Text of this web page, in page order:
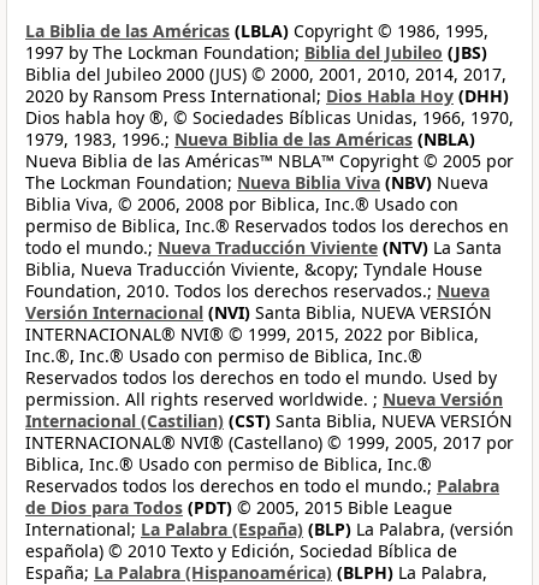
La Biblia de las Américas (LBLA) Copyright © 1986, 1995,
1997 by The Lockman Foundation; Biblia del Jubileo (JBS)
Biblia del Jubileo 2000 (JUS) © 2000, 2001, 2010, 2014, 2017,
2020 by Ransom Press International; Dios Habla Hoy (DHH)
Dios habla hoy ®, © Sociedades Bíblicas Unidas, 1966, 1970,
1979, 1983, 1996.; Nueva Biblia de las Américas (NBLA)
Nueva Biblia de las Américas™ NBLA™ Copyright © 2005 por
The Lockman Foundation; Nueva Biblia Viva (NBV) Nueva
Biblia Viva, © 2006, 2008 por Biblica, Inc.® Usado con
permiso de Biblica, Inc.® Reservados todos los derechos en
todo el mundo.; Nueva Traducción Viviente (NTV) La Santa
Biblia, Nueva Traducción Viviente, &copy; Tyndale House
Foundation, 2010. Todos los derechos reservados.; Nueva
Versión Internacional (NVI) Santa Biblia, NUEVA VERSIÓN
INTERNACIONAL® NVI® © 1999, 2015, 2022 por Biblica,
Inc.®, Inc.® Usado con permiso de Biblica, Inc.®
Reservados todos los derechos en todo el mundo. Used by
permission. All rights reserved worldwide. ; Nueva Versión
Internacional (Castilian) (CST) Santa Biblia, NUEVA VERSIÓN
INTERNACIONAL® NVI® (Castellano) © 1999, 2005, 2017 por
Biblica, Inc.® Usado con permiso de Biblica, Inc.®
Reservados todos los derechos en todo el mundo.; Palabra
de Dios para Todos (PDT) © 2005, 2015 Bible League
International; La Palabra (España) (BLP) La Palabra, (versión
española) © 2010 Texto y Edición, Sociedad Bíblica de
España; La Palabra (Hispanoamérica) (BLPH) La Palabra,